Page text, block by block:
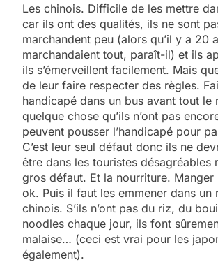
Les chinois. Difficile de les mettre
car ils ont des qualités, ils ne sont
marchandent peu (alors qu’il y a 20
marchandaient tout, paraît-il) et ils
ils s’émerveillent facilement. Mais
de leur faire respecter des règles.
handicapé dans un bus avant tout le
quelque chose qu’ils n’ont pas
peuvent pousser l’handicapé pour
C’est leur seul défaut donc ils ne
être dans les touristes désagréables
gros défaut. Et la nourriture.
ok. Puis il faut les emmener dans un
chinois. S’ils n’ont pas du riz, du
noodles chaque jour, ils font
malaise… (ceci est vrai pour les
également).